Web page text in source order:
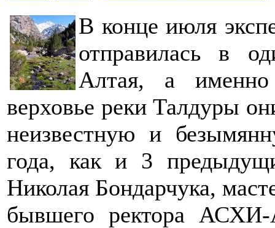
В конце июля
отправилась в
Алтая, а
верховье реки Талдуры
неизвестную и
года, как и 3
Николая Бондарчука,
бывшего ректора АСХИ-